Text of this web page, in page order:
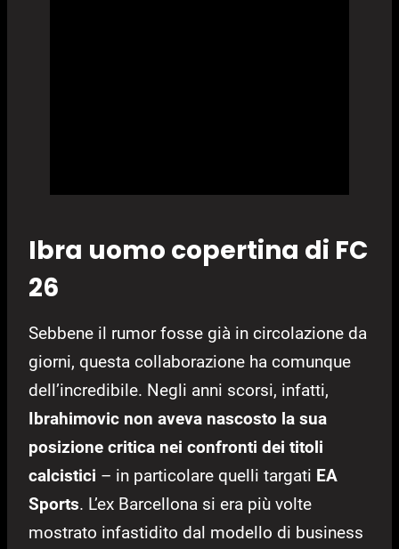
Ibra uomo copertina di FC
26
Sebbene il rumor fosse già in circolazione da
giorni, questa collaborazione ha comunque
dell’incredibile. Negli anni scorsi, infatti,
Ibrahimovic non aveva nascosto la sua
posizione critica nei confronti dei titoli
calcistici – in particolare quelli targati EA
Sports. L’ex Barcellona si era più volte
mostrato infastidito dal modello di business